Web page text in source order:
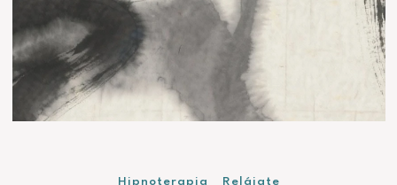
Hipnoterapia Relájate